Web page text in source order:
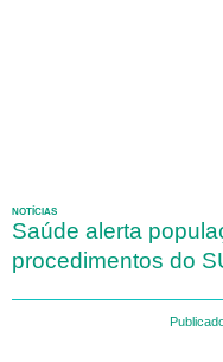
NOTÍCIAS
Saúde alerta
procedimentos do